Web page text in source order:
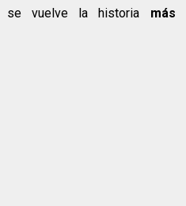
vuelve la historia más